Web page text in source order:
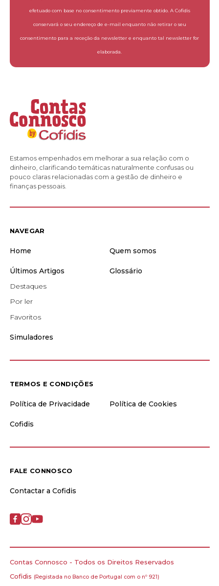
efetuado com base no consentimento previamente obtido. A Cofidis
conservará o seu endereço de e-mail enquanto não retirar o seu
consentimento para a receção da newsletter e enquanto tal newsletter for
elaborada.
Estamos empenhados em melhorar a sua relação com o
dinheiro, clarificando temáticas naturalmente confusas ou
pouco claras relacionadas com a gestão de dinheiro e
finanças pessoais.
NAVEGAR
Home Quem somos
Últimos Artigos
Destaques
Por ler
Favoritos
Glossário
Simuladores
TERMOS E CONDIÇÕES
Política de Privacidade Política de Cookies
Cofidis
FALE CONNOSCO
Contactar a Cofidis
Contas Connosco - Todos os Direitos Reservados
Cofidis (Registada no Banco de Portugal com o nº 921)